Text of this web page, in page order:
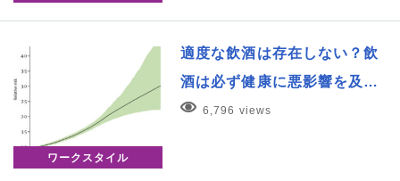
ワークスタイル
適度な飲酒は存在しない？飲
酒は必ず健康に悪影響を及…
6,796 views